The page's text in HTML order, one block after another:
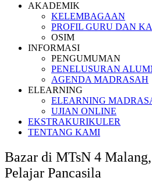
AKADEMIK
KELEMBAGAAN
PROFIL GURU DAN
OSIM
INFORMASI
PENGUMUMAN
PENELUSURAN
AGENDA MADRASAH
ELEARNING
ELEARNING
UJIAN ONLINE
EKSTRAKURIKULER
TENTANG KAMI
Bazar di MTsN 4
Pelajar Pancasila